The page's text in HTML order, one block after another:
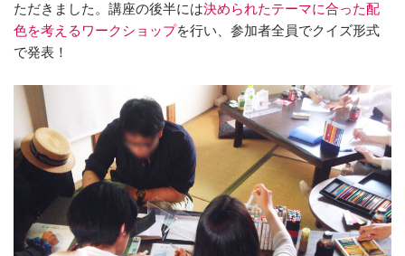
ただきました。講座の後半には決められたテーマに合った配
色を考えるワークショップを行い、参加者全員でクイズ形式
で発表！